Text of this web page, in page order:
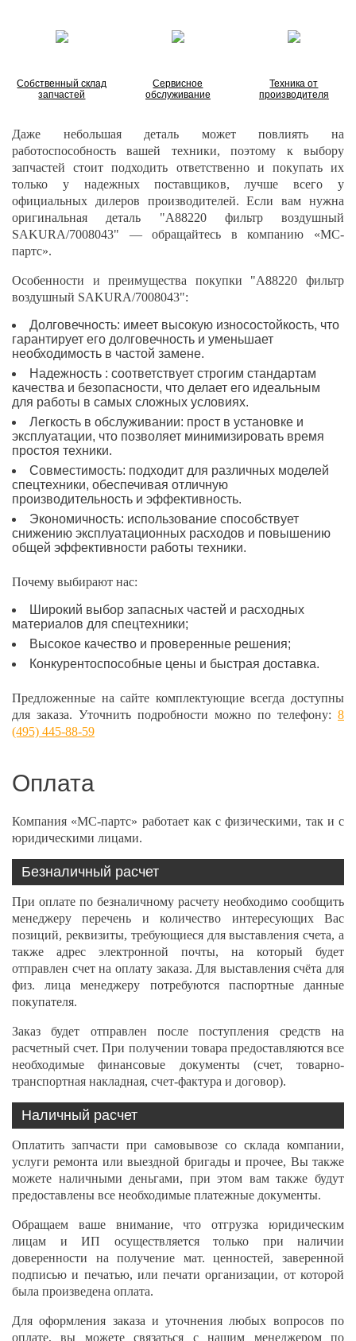
Собственный склад
запчастей
Сервисное
обслуживание
Техника от
производителя
Даже небольшая деталь может повлиять на
работоспособность вашей техники, поэтому к выбору
запчастей стоит подходить ответственно и покупать их
только у надежных поставщиков, лучше всего у
официальных дилеров производителей. Если вам нужна
оригинальная деталь "A88220 фильтр воздушный
SAKURA/7008043" — обращайтесь в компанию «МС-
партс».
Особенности и преимущества покупки "A88220 фильтр
воздушный SAKURA/7008043":
Долговечность: имеет высокую износостойкость, что
гарантирует его долговечность и уменьшает
необходимость в частой замене.
Надежность : соответствует строгим стандартам
качества и безопасности, что делает его идеальным
для работы в самых сложных условиях.
Легкость в обслуживании: прост в установке и
эксплуатации, что позволяет минимизировать время
простоя техники.
Совместимость: подходит для различных моделей
спецтехники, обеспечивая отличную
производительность и эффективность.
Экономичность: использование способствует
снижению эксплуатационных расходов и повышению
общей эффективности работы техники.
Почему выбирают нас:
Широкий выбор запасных частей и расходных
материалов для спецтехники;
Высокое качество и проверенные решения;
Конкурентоспособные цены и быстрая доставка.
Предложенные на сайте комплектующие всегда доступны
для заказа. Уточнить подробности можно по телефону: 8
(495) 445-88-59
Оплата
Компания «МС-партс» работает как с физическими, так и с
юридическими лицами.
Безналичный расчет
При оплате по безналичному расчету необходимо сообщить
менеджеру перечень и количество интересующих Вас
позиций, реквизиты, требующиеся для выставления счета, а
также адрес электронной почты, на который будет
отправлен счет на оплату заказа. Для выставления счёта для
физ. лица менеджеру потребуются паспортные данные
покупателя.
Заказ будет отправлен после поступления средств на
расчетный счет. При получении товара предоставляются все
необходимые финансовые документы (счет, товарно-
транспортная накладная, счет-фактура и договор).
Наличный расчет
Оплатить запчасти при самовывозе со склада компании,
услуги ремонта или выездной бригады и прочее, Вы также
можете наличными деньгами, при этом вам также будут
предоставлены все необходимые платежные документы.
Обращаем ваше внимание, что отгрузка юридическим
лицам и ИП осуществляется только при наличии
доверенности на получение мат. ценностей, заверенной
подписью и печатью, или печати организации, от которой
была произведена оплата.
Для оформления заказа и уточнения любых вопросов по
оплате, вы можете связаться с нашим менеджером по